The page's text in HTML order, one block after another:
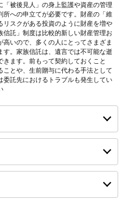
被後見人」の身上監護や資産の管理
への申立てが必要です。財産の「維
スクがある投資のように財産を増や
信託」制度は比較的新しい財産管理お
いので、多くの人にとってさまざま
。家族信託は、遺言では不可能な逝
ます。前もって契約しておくこと
とや、生前贈与に代わる手法として
託先におけるトラブルも発生してい